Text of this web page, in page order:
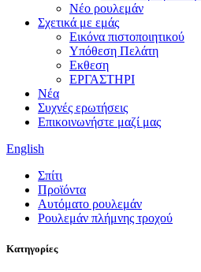
Νέο ρουλεμάν
Σχετικά με εμάς
Εικόνα πιστοποιητικού
Υπόθεση Πελάτη
Εκθεση
ΕΡΓΑΣΤΗΡΙ
Νέα
Συχνές ερωτήσεις
Επικοινωνήστε μαζί μας
English
Σπίτι
Προϊόντα
Αυτόματο ρουλεμάν
Ρουλεμάν πλήμνης τροχού
Κατηγορίες